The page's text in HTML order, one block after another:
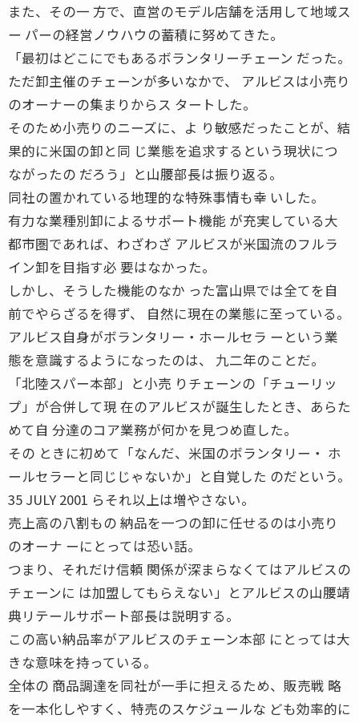
また、その一 方で、直営のモデル店舗を活用して地域ス
ー パーの経営ノウハウの蓄積に努めてきた。
「最初はどこにでもあるボランタリーチェーン だった。
ただ卸主催のチェーンが多いなかで、 アルビスは小売り
のオーナーの集まりからス タートした。
そのため小売りのニーズに、よ り敏感だったことが、結
果的に米国の卸と同 じ業態を追求するという現状につ
ながったの だろう」と山腰部長は振り返る。
同社の置かれている地理的な特殊事情も幸 いした。
有力な業種別卸によるサポート機能 が充実している大
都市圏であれば、わざわざ アルビスが米国流のフルラ
イン卸を目指す必 要はなかった。
しかし、そうした機能のなか った富山県では全てを自
前でやらざるを得ず、 自然に現在の業態に至っている。
アルビス自身がボランタリー・ホールセラ ーという業
態を意識するようになったのは、 九二年のことだ。
「北陸スパー本部」と小売 りチェーンの「チューリッ
プ」が合併して現 在のアルビスが誕生したとき、あらた
めて自 分達のコア業務が何かを見つめ直した。
その ときに初めて「なんだ、米国のボランタリー・ ホ
ールセラーと同じじゃないか」と自覚した のだという。
35 JULY 2001 らそれ以上は増やさない。
売上高の八割もの 納品を一つの卸に任せるのは小売り
のオーナ ーにとっては恐い話。
つまり、それだけ信頼 関係が深まらなくてはアルビスの
チェーンに は加盟してもらえない」とアルビスの山腰靖
典リテールサポート部長は説明する。
この高い納品率がアルビスのチェーン本部 にとっては大
きな意味を持っている。
全体の 商品調達を同社が一手に担えるため、販売戦 略
を一本化しやすく、特売のスケジュールな ども効率的に